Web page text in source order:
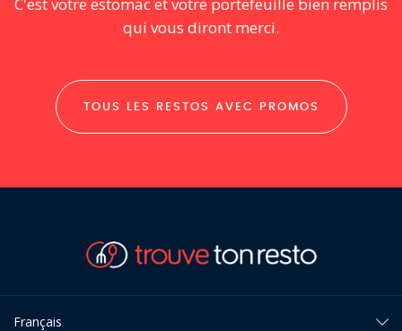
qui vous diront merci.
TOUS LES RESTOS AVEC PROMOS
Français